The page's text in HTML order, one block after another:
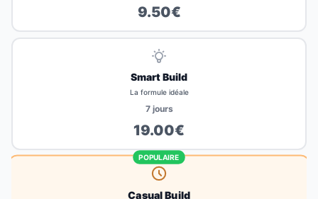
9.50€
Smart Build
La formule idéale
7jours
19.00€
POPULAIRE
Casual Build